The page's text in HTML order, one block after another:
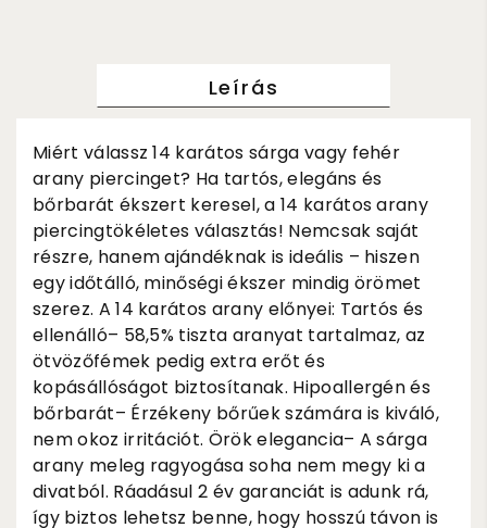
Leírás
Miért válassz 14 karátos sárga vagy fehér
arany piercinget? Ha tartós, elegáns és
bőrbarát ékszert keresel, a 14 karátos arany
piercingtökéletes választás! Nemcsak saját
részre, hanem ajándéknak is ideális – hiszen
egy időtálló, minőségi ékszer mindig örömet
szerez. A 14 karátos arany előnyei: Tartós és
ellenálló– 58,5% tiszta aranyat tartalmaz, az
ötvözőfémek pedig extra erőt és
kopásállóságot biztosítanak. Hipoallergén és
bőrbarát– Érzékeny bőrűek számára is kiváló,
nem okoz irritációt. Örök elegancia– A sárga
arany meleg ragyogása soha nem megy ki a
divatból. Ráadásul 2 év garanciát is adunk rá,
így biztos lehetsz benne, hogy hosszú távon is